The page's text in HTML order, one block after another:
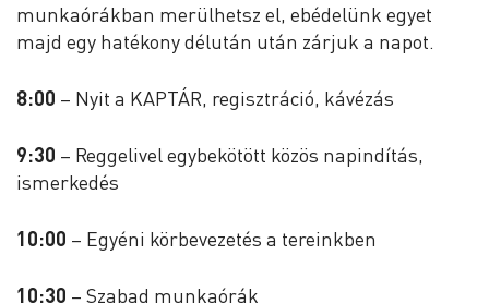
munkaórákban merülhetsz el, ebédelünk egyet
majd egy hatékony délután után zárjuk a napot.
8:00 – Nyit a KAPTÁR, regisztráció, kávézás
9:30 – Reggelivel egybekötött közös napindítás,
ismerkedés
10:00 – Egyéni körbevezetés a tereinkben
10:30 – Szabad munkaórák